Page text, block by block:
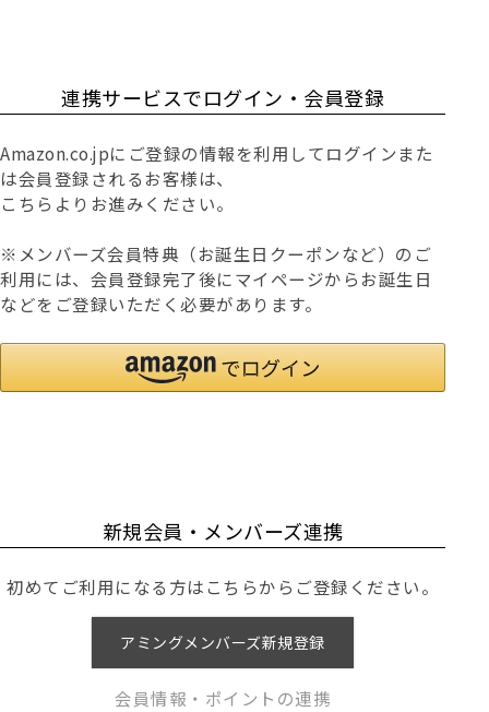
連携サービスでログイン・会員登録
Amazon.co.jpにご登録の情報を利用してログインまた
は会員登録されるお客様は、
こちらよりお進みください。
※メンバーズ会員特典（お誕生日クーポンなど）のご
利用には、会員登録完了後にマイページからお誕生日
などをご登録いただく必要があります。
新規会員・メンバーズ連携
初めてご利用になる方はこちらからご登録ください。
アミングメンバーズ新規登録
会員情報・ポイントの連携